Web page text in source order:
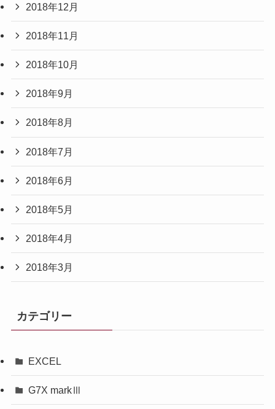
2018年12月
2018年11月
2018年10月
2018年9月
2018年8月
2018年7月
2018年6月
2018年5月
2018年4月
2018年3月
カテゴリー
EXCEL
G7X markⅢ